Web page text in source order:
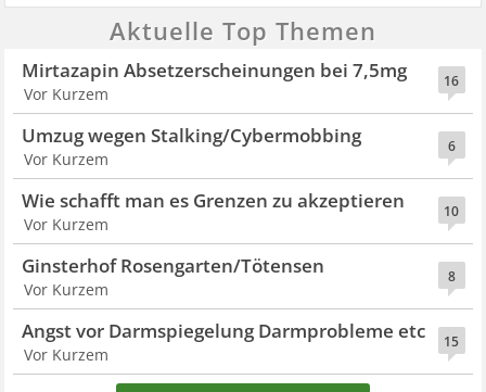
Aktuelle Top Themen
16
Mirtazapin Absetzerscheinungen bei 7,5mg
Vor Kurzem
6
Umzug wegen Stalking/Cybermobbing
Vor Kurzem
10
Wie schafft man es Grenzen zu akzeptieren
Vor Kurzem
8
Ginsterhof Rosengarten/Tötensen
Vor Kurzem
15
Angst vor Darmspiegelung Darmprobleme etc
Vor Kurzem